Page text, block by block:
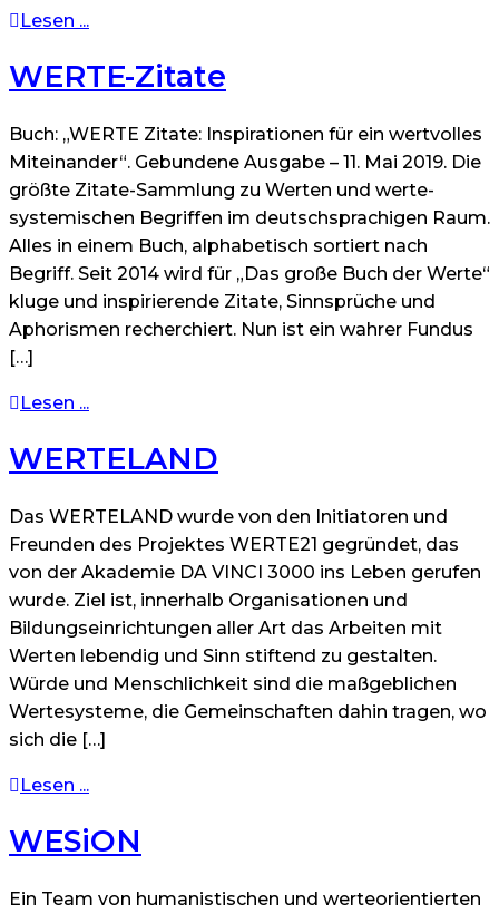
Lesen ...
WERTE-Zitate
Buch: „WERTE Zitate: Inspirationen für ein wertvolles
Miteinander“. Gebundene Ausgabe – 11. Mai 2019. Die
größte Zitate-Sammlung zu Werten und werte-
systemischen Begriffen im deutschsprachigen Raum.
Alles in einem Buch, alphabetisch sortiert nach
Begriff. Seit 2014 wird für „Das große Buch der Werte“
kluge und inspirierende Zitate, Sinnsprüche und
Aphorismen recherchiert. Nun ist ein wahrer Fundus
[…]
Lesen ...
WERTELAND
Das WERTELAND wurde von den Initiatoren und
Freunden des Projektes WERTE21 gegründet, das
von der Akademie DA VINCI 3000 ins Leben gerufen
wurde. Ziel ist, innerhalb Organisationen und
Bildungseinrichtungen aller Art das Arbeiten mit
Werten lebendig und Sinn stiftend zu gestalten.
Würde und Menschlichkeit sind die maßgeblichen
Wertesysteme, die Gemeinschaften dahin tragen, wo
sich die […]
Lesen ...
WESiON
Ein Team von humanistischen und werteorientierten